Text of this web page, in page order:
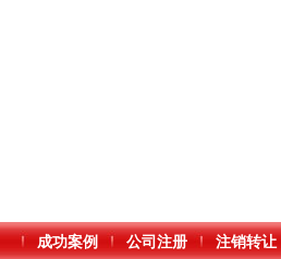
成功案例 公司注册 注销转让